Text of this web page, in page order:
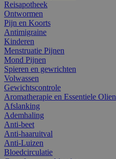
Reisapotheek
Ontwormen
Pijn en Koorts
Antimigraine
Kinderen
Menstruatie Pijnen
Mond Pijnen
Spieren en gewrichten
Volwassen
Gewichtscontrole
Aromatherapie en Essentiele Olien
Afslanking
Ademhaling
Anti-beet
Anti-haaruitval
Anti-Luizen
Bloedcirculatie